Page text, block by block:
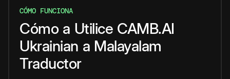
CÓMO FUNCIONA
Cómo a Utilice CAMB.AI
Ukrainian a Malayalam
Traductor